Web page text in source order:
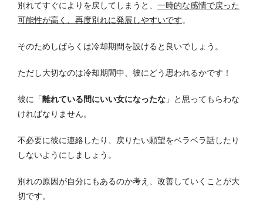
別れてすぐによりを戻してしまうと、 一時的な感情で戻った
可能性が高く、再度別れに発展しやすいです。
そのためしばらくは冷却期間を設けると良いでしょう。
ただし大切なのは冷却期間中、彼にどう思われるかです！
彼に「離れている間にいい女になったな 」と思ってもらわな
ければなりません。
不必要に彼に連絡したり、戻りたい願望をベラベラ話したり
しないようにしましょう。
別れの原因が自分にもあるのか考え、改善していくことが大
切です。